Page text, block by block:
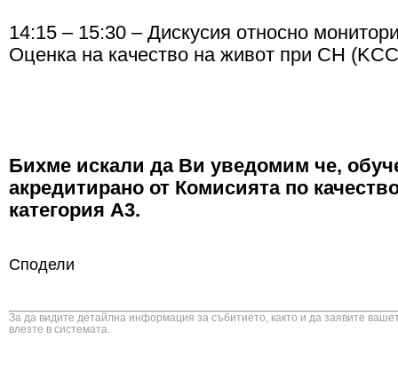
14:15 – 15:30 – Дискусия относно
Оценка на качество на живот при СН
Бихме искали да Ви уведомим че,
акредитирано от Комисията по
категория А3.
Сподели
За да видите детайлна информация за събитието, както и да заявите
влезте в системата.